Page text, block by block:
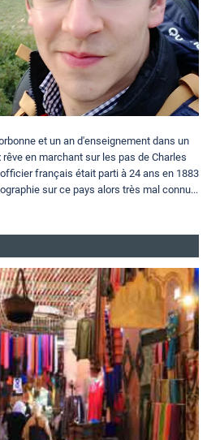
et un an d'enseignement dans un
en marchant sur les pas de Charles
français était parti à 24 ans en 1883
sur ce pays alors très mal connu...